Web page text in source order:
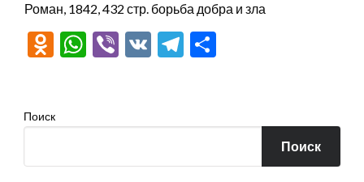
Роман, 1842, 432 стр. борьба добра и зла
Odnoklassniki
WhatsApp
Viber
VK Telegram
Поиск
Поиск